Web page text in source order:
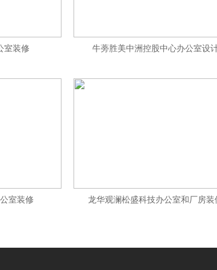
室装修 牛蒡胜美中洲控股中心办公室设
室装修 龙华观澜松盛科技办公室和厂房装